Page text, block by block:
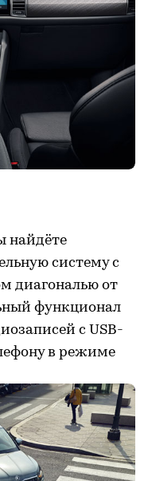
найдёте
систему с
диагональю от
функционал
с USB-
в режиме